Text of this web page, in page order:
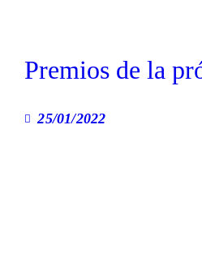
Premios de la
25/01/2022